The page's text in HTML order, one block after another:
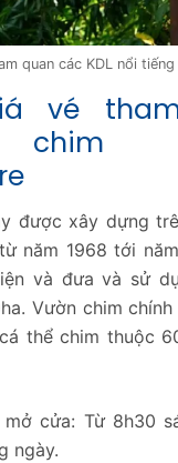
quan các KDL nổi
vé
chim
được xây dựng
năm 1968 tới
và đưa và sử
Vườn chim
thể chim thuộc
cửa: Từ 8h30
ngày.